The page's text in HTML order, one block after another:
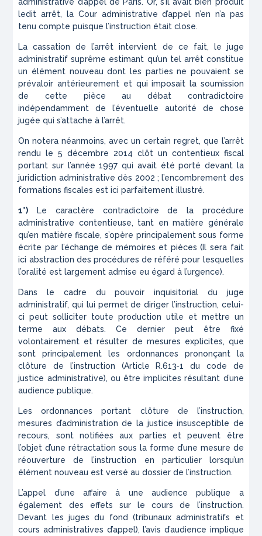
ledit arrêt, la Cour administrative d’appel n’en n’a pas
tenu compte puisque l’instruction était close.
La cassation de l’arrêt intervient de ce fait, le juge
administratif suprême estimant qu’un tel arrêt constitue
un élément nouveau dont les parties ne pouvaient se
prévaloir antérieurement et qui imposait la soumission
de cette pièce au débat contradictoire
indépendamment de l’éventuelle autorité de chose
jugée qui s’attache à l’arrêt.
On notera néanmoins, avec un certain regret, que l’arrêt
rendu le 5 décembre 2014 clôt un contentieux fiscal
portant sur l’année 1997 qui avait été porté devant la
juridiction administrative dès 2002 ; l’encombrement des
formations fiscales est ici parfaitement illustré.
1°) Le caractère contradictoire de la procédure
administrative contentieuse, tant en matière générale
qu’en matière fiscale, s’opère principalement sous forme
écrite par l’échange de mémoires et pièces (Il sera fait
ici abstraction des procédures de référé pour lesquelles
l’oralité est largement admise eu égard à l’urgence).
Dans le cadre du pouvoir inquisitorial du juge
administratif, qui lui permet de diriger l’instruction, celui-
ci peut solliciter toute production utile et mettre un
terme aux débats. Ce dernier peut être fixé
volontairement et résulter de mesures explicites, que
sont principalement les ordonnances prononçant la
clôture de l’instruction (Article R.613‑1 du code de
justice administrative), ou être implicites résultant d’une
audience publique.
Les ordonnances portant clôture de l’instruction,
mesures d’administration de la justice insusceptible de
recours, sont notifiées aux parties et peuvent être
l’objet d’une rétractation sous la forme d’une mesure de
réouverture de l’instruction en particulier lorsqu’un
élément nouveau est versé au dossier de l’instruction.
L’appel d’une affaire à une audience publique a
également des effets sur le cours de l’instruction.
Devant les juges du fond (tribunaux administratifs et
cours administratives d’appel), l’avis d’audience implique